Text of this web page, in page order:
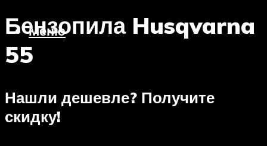
Меню
Бензопила Husqvarna
55
Нашли дешевле? Получите
скидку!